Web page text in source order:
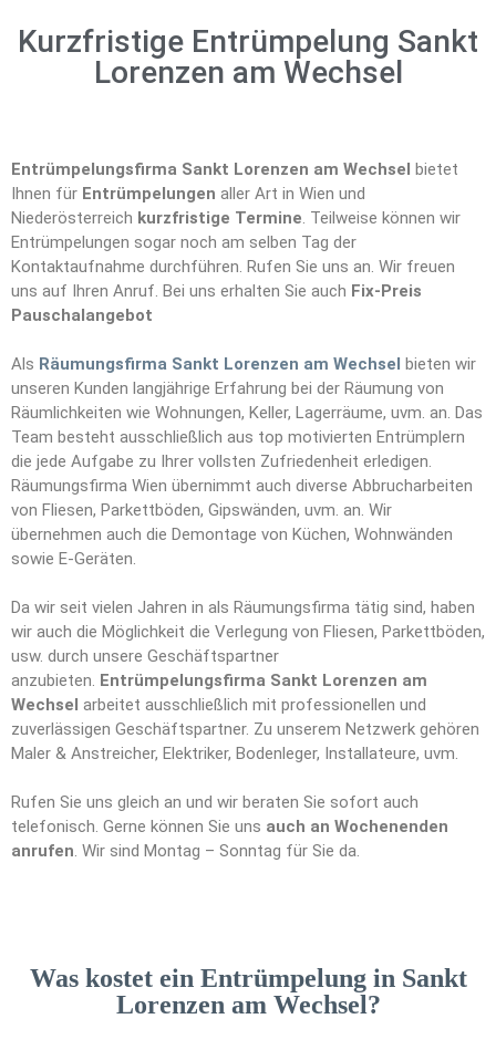
Kurzfristige Entrümpelung Sankt
Lorenzen am Wechsel
Entrümpelungsfirma Sankt Lorenzen am Wechsel bietet
Ihnen für Entrümpelungen aller Art in Wien und
Niederösterreich kurzfristige Termine. Teilweise können wir
Entrümpelungen sogar noch am selben Tag der
Kontaktaufnahme durchführen. Rufen Sie uns an. Wir freuen
uns auf Ihren Anruf. Bei uns erhalten Sie auch Fix-Preis
Pauschalangebot
Als Räumungsfirma Sankt Lorenzen am Wechsel bieten wir
unseren Kunden langjährige Erfahrung bei der Räumung von
Räumlichkeiten wie Wohnungen, Keller, Lagerräume, uvm. an. Das
Team besteht ausschließlich aus top motivierten Entrümplern
die jede Aufgabe zu Ihrer vollsten Zufriedenheit erledigen.
Räumungsfirma Wien übernimmt auch diverse Abbrucharbeiten
von Fliesen, Parkettböden, Gipswänden, uvm. an. Wir
übernehmen auch die Demontage von Küchen, Wohnwänden
sowie E-Geräten.
Da wir seit vielen Jahren in als Räumungsfirma tätig sind, haben
wir auch die Möglichkeit die Verlegung von Fliesen, Parkettböden,
usw. durch unsere Geschäftspartner
anzubieten. Entrümpelungsfirma Sankt Lorenzen am
Wechsel arbeitet ausschließlich mit professionellen und
zuverlässigen Geschäftspartner. Zu unserem Netzwerk gehören
Maler & Anstreicher, Elektriker, Bodenleger, Installateure, uvm.
Rufen Sie uns gleich an und wir beraten Sie sofort auch
telefonisch. Gerne können Sie uns auch an Wochenenden
anrufen. Wir sind Montag – Sonntag für Sie da.
Was kostet ein Entrümpelung in Sankt
Lorenzen am Wechsel?